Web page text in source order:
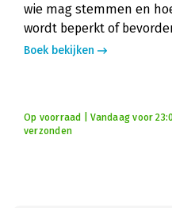
wie mag stemmen en
wordt beperkt of
Boek bekijken
Op voorraad | Vandaag voor
verzonden